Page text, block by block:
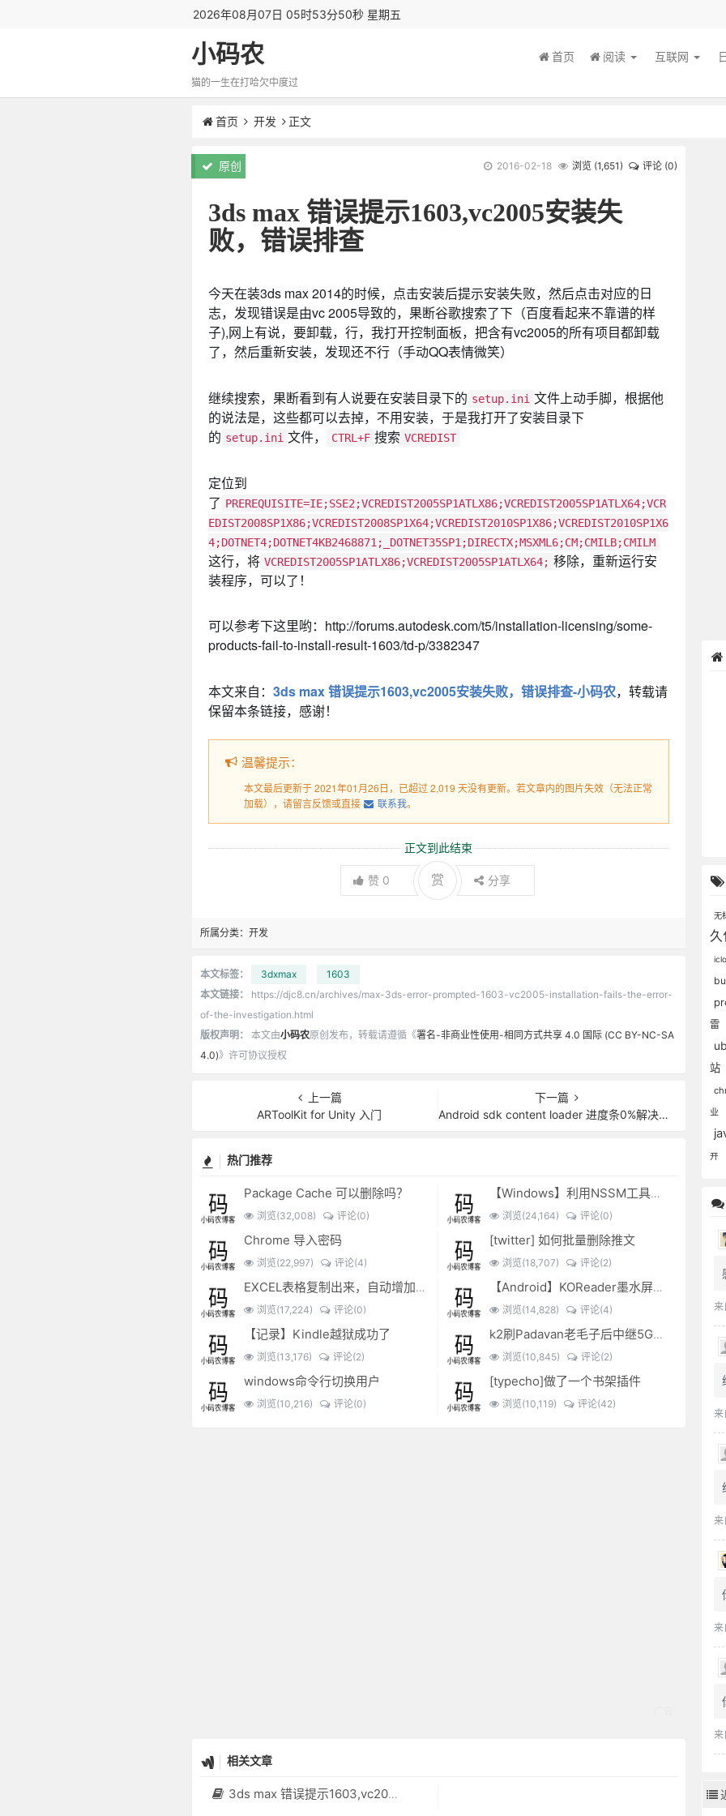
2026年08月07日 05时53分51秒 星期五
小码农
猫的一生在打哈欠中度过
首页 阅读 互联网
首页 开发 正文
原创 2016-02-18 浏览 (1,651) 评论 (0)
3ds max 错误提示1603,vc2005安装失
败，错误排查
今天在装3ds max 2014的时候，点击安装后提示安装失败，然后点击对应的日
志，发现错误是由vc 2005导致的，果断谷歌搜索了下（百度看起来不靠谱的样
子),网上有说，要卸载，行，我打开控制面板，把含有vc2005的所有项目都卸载
了，然后重新安装，发现还不行（手动QQ表情微笑）
继续搜索，果断看到有人说要在安装目录下的 setup.ini 文件上动手脚，根据他
的说法是，这些都可以去掉，不用安装，于是我打开了安装目录下
的 setup.ini 文件， CTRL+F 搜索 VCREDIST
定位到
了 PREREQUISITE=IE;SSE2;VCREDIST2005SP1ATLX86;VCREDIST2005SP1ATLX64;VCR
EDIST2008SP1X86;VCREDIST2008SP1X64;VCREDIST2010SP1X86;VCREDIST2010SP1X6
4;DOTNET4;DOTNET4KB2468871;_DOTNET35SP1;DIRECTX;MSXML6;CM;CMILB;CMILM
这行，将 VCREDIST2005SP1ATLX86;VCREDIST2005SP1ATLX64; 移除，重新运行安
装程序，可以了！
可以参考下这里哟：http://forums.autodesk.com/t5/installation-licensing/some-
products-fail-to-install-result-1603/td-p/3382347
本文来自： 3ds max 错误提示1603,vc2005安装失败，错误排查-小码农，转载请
保留本条链接，感谢！
温馨提示：
本文最后更新于 2021年01月26日，已超过 2,019 天没有更新。若文章内的图片失效（无法正常
加载），请留言反馈或直接
联系我。
正文到此结束
赞 0 赏 分享
所属分类： 开发
本文标签： 3dxmax
1603
本文链接：
https://djc8.cn/archives/max-3ds-error-prompted-1603-vc2005-installation-fails-the-error-
of-the-investigation.html
版权声明：
本文由小码农原创发布，转载请遵循《署名-非商业性使用-相同方式共享 4.0 国际 (CC BY-NC-SA
4.0)》许可协议授权
上一篇
ARToolKit for Unity 入门
下一篇
Android sdk content loader 进度条0%解决办法
热门推荐
Package Cache 可以删除吗？
浏览(32,008) 评论(0)
【Windows】利用NSSM工具让BAT脚本变成后台服务
浏览(24,164) 评论(0)
Chrome 导入密码
浏览(22,997) 评论(4)
[twitter] 如何批量删除推文
浏览(18,707) 评论(2)
EXCEL表格复制出来，自动增加双引号怎么解决？
浏览(17,224) 评论(0)
【Android】KOReader墨水屏用阅读器
浏览(14,828) 评论(4)
【记录】Kindle越狱成功了
浏览(13,176) 评论(2)
k2刷Padavan老毛子后中继5G搜索不到的问题解决
浏览(10,845) 评论(2)
windows命令行切换用户
浏览(10,216) 评论(0)
[typecho]做了一个书架插件
浏览(10,119) 评论(42)
相关文章
3ds max 错误提示1603,vc2005安装失败，错误排查
无
雷
站
业
开